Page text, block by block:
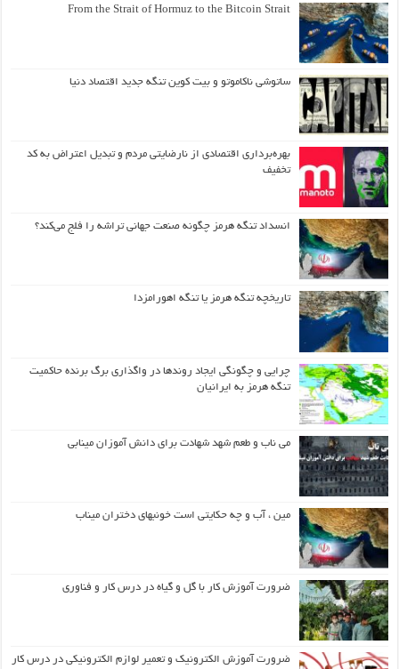
From the Strait of Hormuz to the Bitcoin Strait
ساتوشی ناکاموتو و بیت کوین تنگه جدید اقتصاد دنیا
بهره‌برداری اقتصادی از نارضایتی مردم و تبدیل اعتراض به کد
تخفیف
انسداد تنگه هرمز چگونه صنعت جهانی تراشه را فلج می‌کند؟
تاریخچه تنگه هرمز یا تنگه اهورامزدا
چرایی و چگونگی ایجاد روندها در واگذاری برگ برنده حاکمیت
تنگه هرمز به ایرانیان
می ناب و طعم شهد شهادت برای دانش آموزان مینابی
مین ، آب و چه حکایتی است خونبهای دختران میناب
ضرورت آموزش کار با گل و گیاه در درس کار و فناوری
ضرورت آموزش الکترونیک و تعمیر لوازم الکترونیکی در درس کار